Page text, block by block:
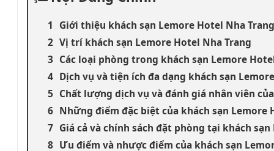
Giới thiệu khách sạn Lemore Hotel Nha Trang
Vị trí khách sạn Lemore Hotel Nha Trang
Các loại phòng trong khách sạn Lemore
Dịch vụ và tiện ích đa dạng khách sạn
Chất lượng dịch vụ và đánh giá nhân viên
Những điểm đặc biệt của khách sạn Lemore
Giá cả và chính sách đặt phòng tại khách
Ưu điểm và nhược điểm của khách sạn